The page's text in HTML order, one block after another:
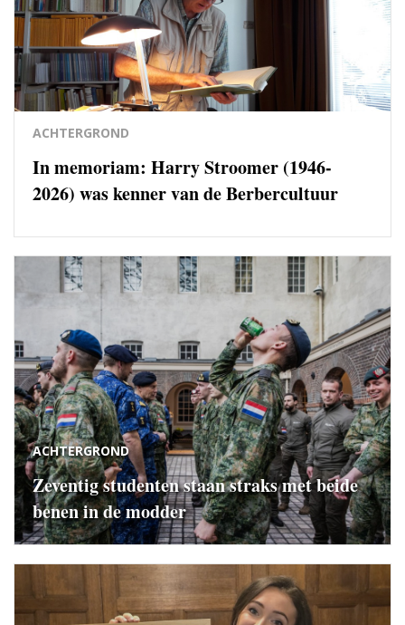
ACHTERGROND
In memoriam: Harry Stroomer (1946-
2026) was kenner van de Berbercultuur
ACHTERGROND
Zeventig studenten staan straks met beide
benen in de modder